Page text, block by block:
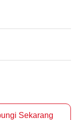
Sekarang